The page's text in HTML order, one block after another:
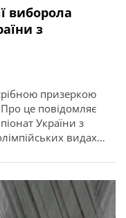
виборола
з
призеркою
це повідомляє
України з
видах
областей України
в індивідуальній
Олександрію
велоспорту […]